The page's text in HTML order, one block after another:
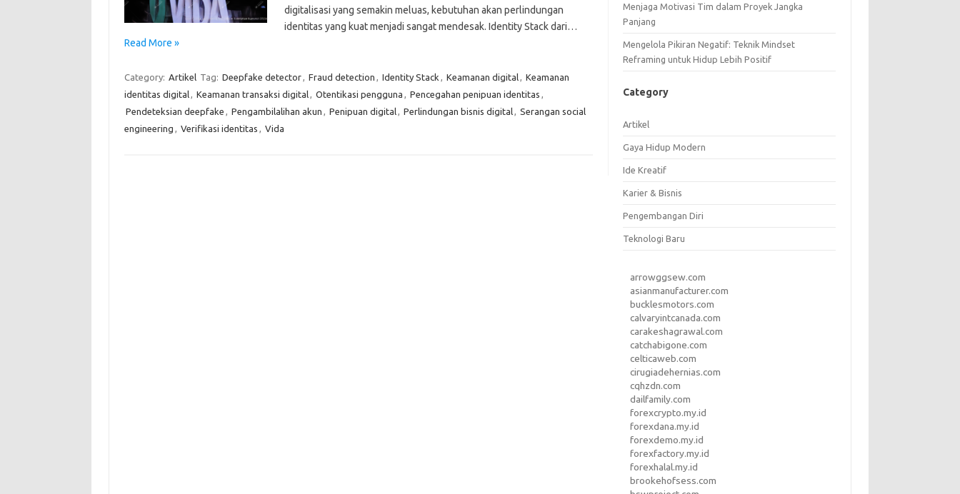
digitalisasi yang semakin meluas, kebutuhan akan perlindungan
identitas yang kuat menjadi sangat mendesak. Identity Stack dari…
Read More »
Category: Artikel Tag: Deepfake detector Fraud detection Identity Stack Keamanan digital
Keamanan
identitas digital
Keamanan transaksi digital Otentikasi pengguna Pencegahan penipuan identitas
Pendeteksian deepfake
Pengambilalihan akun Penipuan digital Perlindungan bisnis digital
Serangan social
engineering
Verifikasi identitas Vida
Menjaga Motivasi Tim dalam Proyek Jangka
Panjang
Mengelola Pikiran Negatif: Teknik Mindset
Reframing untuk Hidup Lebih Positif
Category
Artikel
Gaya Hidup Modern
Ide Kreatif
Karier & Bisnis
Pengembangan Diri
Teknologi Baru
arrowggsew.com
asianmanufacturer.com
bucklesmotors.com
calvaryintcanada.com
carakeshagrawal.com
catchabigone.com
celticaweb.com
cirugiadehernias.com
cqhzdn.com
dailfamily.com
forexcrypto.my.id
forexdana.my.id
forexdemo.my.id
forexfactory.my.id
forexhalal.my.id
brookehofsess.com